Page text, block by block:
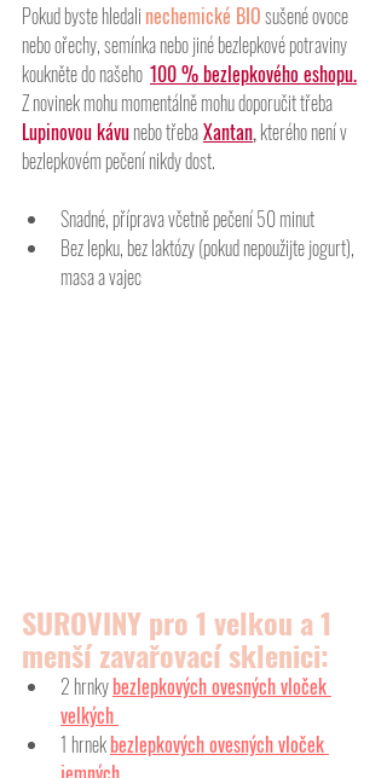
Pokud byste hledali nechemické BIO sušené ovoce
nebo ořechy, semínka nebo jiné bezlepkové potraviny
koukněte do našeho 100 % bezlepkového eshopu.
Z novinek mohu momentálně mohu doporučit třeba
Lupinovou kávu nebo třebaXantan, kterého není v
bezlepkovém pečení nikdy dost.
Snadné, příprava včetně pečení 50 minut
Bez lepku, bez laktózy (pokud nepoužijte jogurt),
masa a vajec
SUROVINY pro 1 velkou a 1
menší zavařovací sklenici:
2 hrnky bezlepkových ovesných vloček
velkých
1 hrnek bezlepkových ovesných vloček